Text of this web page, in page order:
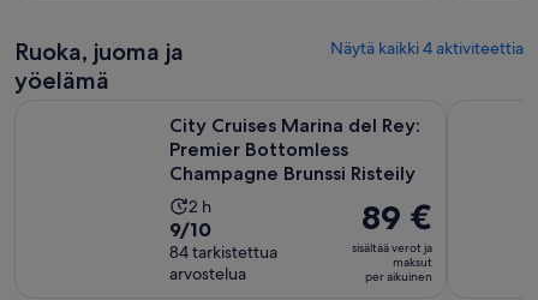
Ruoka, juoma ja
yöelämä
Näytä kaikki 4 aktiviteettia
City Cruises Marina del Rey:
Premier Bottomless
Champagne Brunssi Risteily
Aktiviteetin
kesto
on
2
2 h
9.0
kautta
10,
9/10
84 tarkistettua
arvostelua
Hinta
on
89 €
per
89 €
sisältää verot ja
maksut
per aikuinen